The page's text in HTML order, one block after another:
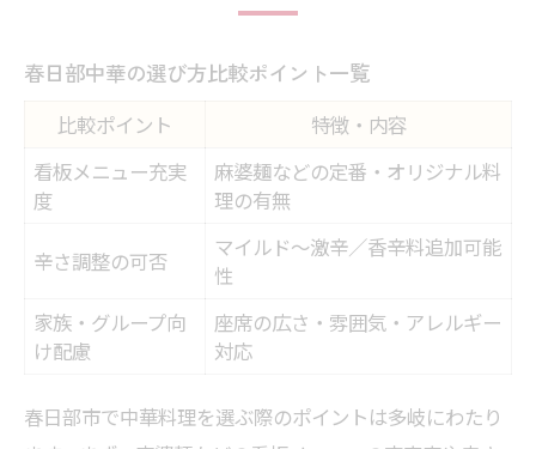
春日部中華の選び方比較ポイント一覧
比較ポイント
特徴・内容
看板メニュー充実
度
麻婆麺などの定番・オリジナル料
理の有無
辛さ調整の可否
マイルド〜激辛／香辛料追加可能
性
家族・グループ向
け配慮
座席の広さ・雰囲気・アレルギー
対応
春日部市で中華料理を選ぶ際のポイントは多岐にわたり